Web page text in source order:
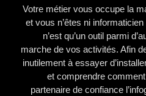
Votre métier vous occupe la
et vous n’êtes ni
n’est qu’un outil parmi
marche de vos activités. Afin
inutilement à essayer
et comprendre
partenaire de confiance